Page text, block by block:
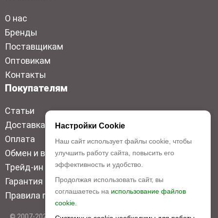
О нас
Бренды
Поставщикам
Оптовикам
Контакты
Покупателям
Статьи
Доставка
Оплата
Обмен и возврат
Трейд-ин
Гарантия низкой цены
Правила продажи
Настройки Cookie
Наш сайт использует файлы cookie, чтобы
улучшить работу сайта, повысить его
эффективность и удобство.
Продолжая использовать сайт, вы
соглашаетесь на использование файлов
cookie.